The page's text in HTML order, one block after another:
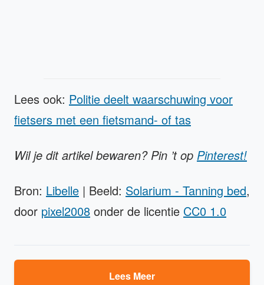
Lees ook: Politie deelt waarschuwing voor
fietsers met een fietsmand- of tas
Wil je dit artikel bewaren? Pin ’t op Pinterest!
Bron: Libelle | Beeld: Solarium - Tanning bed,
door pixel2008 onder de licentie CC0 1.0
Lees Meer